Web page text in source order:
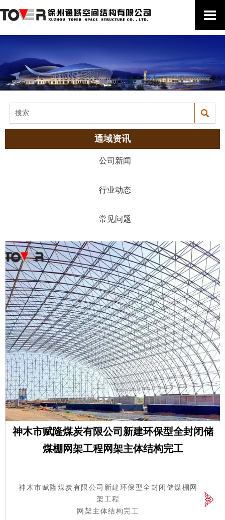


通域资讯
公司新闻
行业动态
常见问题
神木市赋隆煤炭有限公司新建环保型全封闭储
煤棚网架工程网架主体结构完工
神木市赋隆煤炭有限公司新建环保型全封闭储煤棚网
架工程
网架主体结构完工